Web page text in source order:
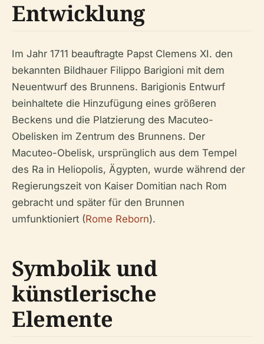
Entwicklung
Im Jahr 1711 beauftragte Papst Clemens XI. den
bekannten Bildhauer Filippo Barigioni mit dem
Neuentwurf des Brunnens. Barigionis Entwurf
beinhaltete die Hinzufügung eines größeren
Beckens und die Platzierung des Macuteo-
Obelisken im Zentrum des Brunnens. Der
Macuteo-Obelisk, ursprünglich aus dem Tempel
des Ra in Heliopolis, Ägypten, wurde während der
Regierungszeit von Kaiser Domitian nach Rom
gebracht und später für den Brunnen
umfunktioniert (Rome Reborn).
Symbolik und
künstlerische
Elemente